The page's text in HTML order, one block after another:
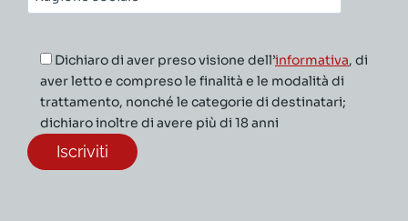
sociale*
Dichiaro di aver preso visione dell’informativa, di
aver letto e compreso le finalità e le modalità di
trattamento, nonché le categorie di destinatari;
dichiaro inoltre di avere più di 18 anni